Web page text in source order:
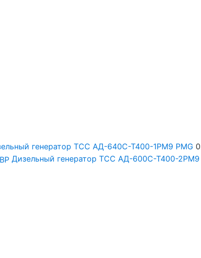
генератор ТСС АД-640С-Т400-1РМ9 PMG
Дизельный генератор ТСС АД-600С-Т400-2РМ9